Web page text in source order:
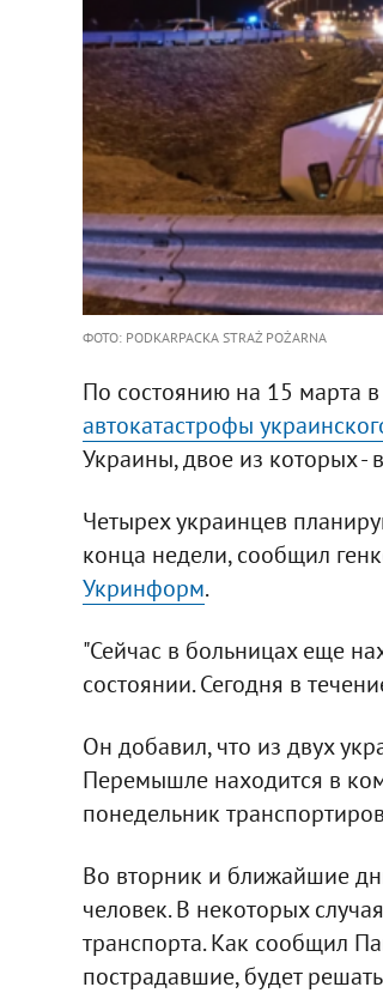
ФОТО: PODKARPACKA STRAŻ POŻARNA
По состоянию на 15 марта
автокатастрофы
Украины, двое из которых -
Четырех украинцев
конца недели, сообщил
Укринформ.
"Сейчас в больницах еще
состоянии. Сегодня в
Он добавил, что из двух
Перемышле находится в
понедельник
Во вторник и ближайшие
человек. В некоторых
транспорта. Как сообщил
пострадавшие, будет